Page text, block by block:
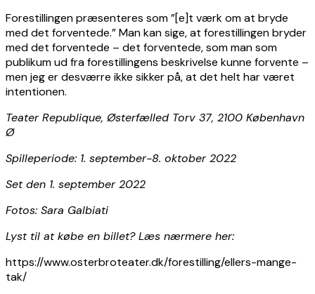
Forestillingen præsenteres som ”[e]t værk om at bryde
med det forventede.” Man kan sige, at forestillingen bryder
med det forventede – det forventede, som man som
publikum ud fra forestillingens beskrivelse kunne forvente –
men jeg er desværre ikke sikker på, at det helt har været
intentionen.
Teater Republique, Østerfælled Torv 37, 2100 København
Ø
Spilleperiode: 1. september-8. oktober 2022
Set den 1. september 2022
Fotos: Sara Galbiati
Lyst til at købe en billet? Læs nærmere her:
https://www.osterbroteater.dk/forestilling/ellers-mange-
tak/